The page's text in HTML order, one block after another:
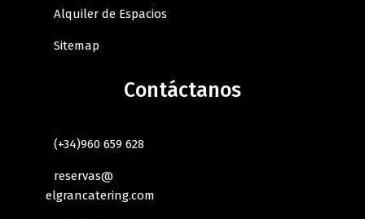
Alquiler de Espacios
Sitemap
Contáctanos
(+34)960 659 628
reservas@
elgrancatering.com